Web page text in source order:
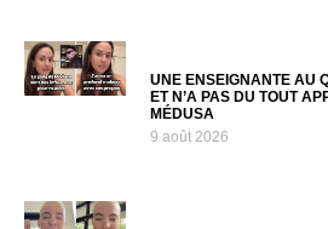
UNE ENSEIGNANTE AU
ET N’A PAS DU TOUT
MÉDUSA
9 août 2026